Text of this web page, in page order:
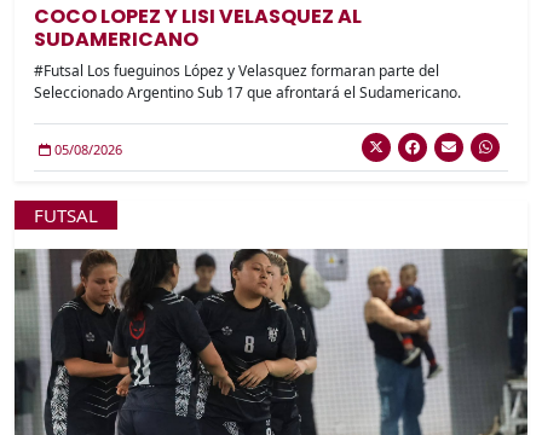
COCO LOPEZ Y LISI VELASQUEZ AL
SUDAMERICANO
#Futsal Los fueguinos López y Velasquez formaran parte del
Seleccionado Argentino Sub 17 que afrontará el Sudamericano.
05/08/2026
FUTSAL